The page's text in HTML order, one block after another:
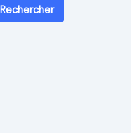
Rechercher